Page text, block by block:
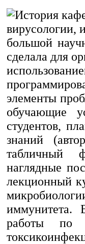
большой
сделала для
элементы
обучающие
студентов,
знаний
табличный
наглядные
лекционный
иммунитета.
работы по